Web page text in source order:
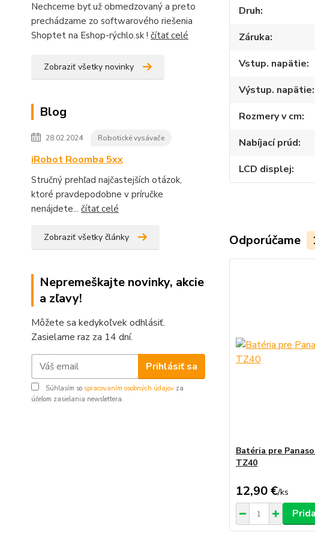
Nechceme byť už obmedzovaný a preto
prechádzame zo softwarového riešenia
Shoptet na Eshop-rýchlo.sk ! čítať celé
Zobraziť všetky novinky
Blog
28.02.2024 Robotické vysávače
iRobot Roomba 5xx
Stručný prehľad najčastejších otázok,
ktoré pravdepodobne v príručke
nenájdete... čítať celé
Zobraziť všetky články
Nepremeškajte novinky, akcie
a zľavy!
Môžete sa kedykoľvek odhlásiť.
Zasielame raz za 14 dní.
Prihlásiť sa
Súhlasím so spracovaním osobných údajov za
účelom zasielania newslettera.
Druh
Záruka
Vstup. napätie
Výstup. napätie
Rozmery v cm
Nabíjací prúd
LCD displej
Odporúčame
Batéria pre
TZ40
12,90 €/ks